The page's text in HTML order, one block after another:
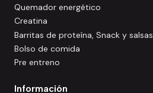
Quemador energético
Creatina
Barritas de proteína, Snack y salsas
Bolso de comida
Pre entreno
Información